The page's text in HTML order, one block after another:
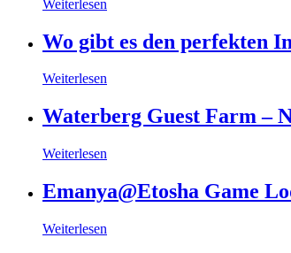
Weiterlesen
Wo gibt es den perfekten
Weiterlesen
Waterberg Guest Farm –
Weiterlesen
Emanya@Etosha Game
Weiterlesen